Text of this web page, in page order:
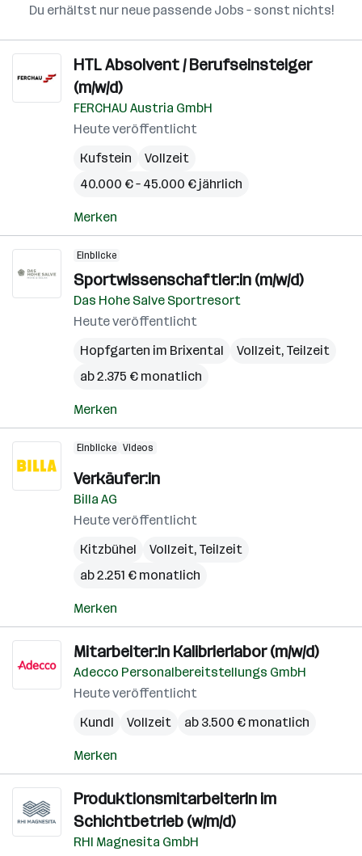
Du erhältst nur neue passende Jobs – sonst nichts!
HTL Absolvent / Berufseinsteiger
(m/w/d)
FERCHAU Austria GmbH
Heute veröffentlicht
Kufstein
Vollzeit
40.000 € – 45.000 € jährlich
Merken
Einblicke
Sportwissenschaftler:in (m/w/d)
Das Hohe Salve Sportresort
Heute veröffentlicht
Hopfgarten im Brixental
Vollzeit, Teilzeit
ab 2.375 € monatlich
Merken
Einblicke Videos
Verkäufer:in
Billa AG
Heute veröffentlicht
Kitzbühel
Vollzeit, Teilzeit
ab 2.251 € monatlich
Merken
Mitarbeiter:in Kalibrierlabor (m/w/d)
Adecco Personalbereitstellungs GmbH
Heute veröffentlicht
Kundl
Vollzeit ab 3.500 € monatlich
Merken
ProduktionsmitarbeiterIn im
Schichtbetrieb (w/m/d)
RHI Magnesita GmbH